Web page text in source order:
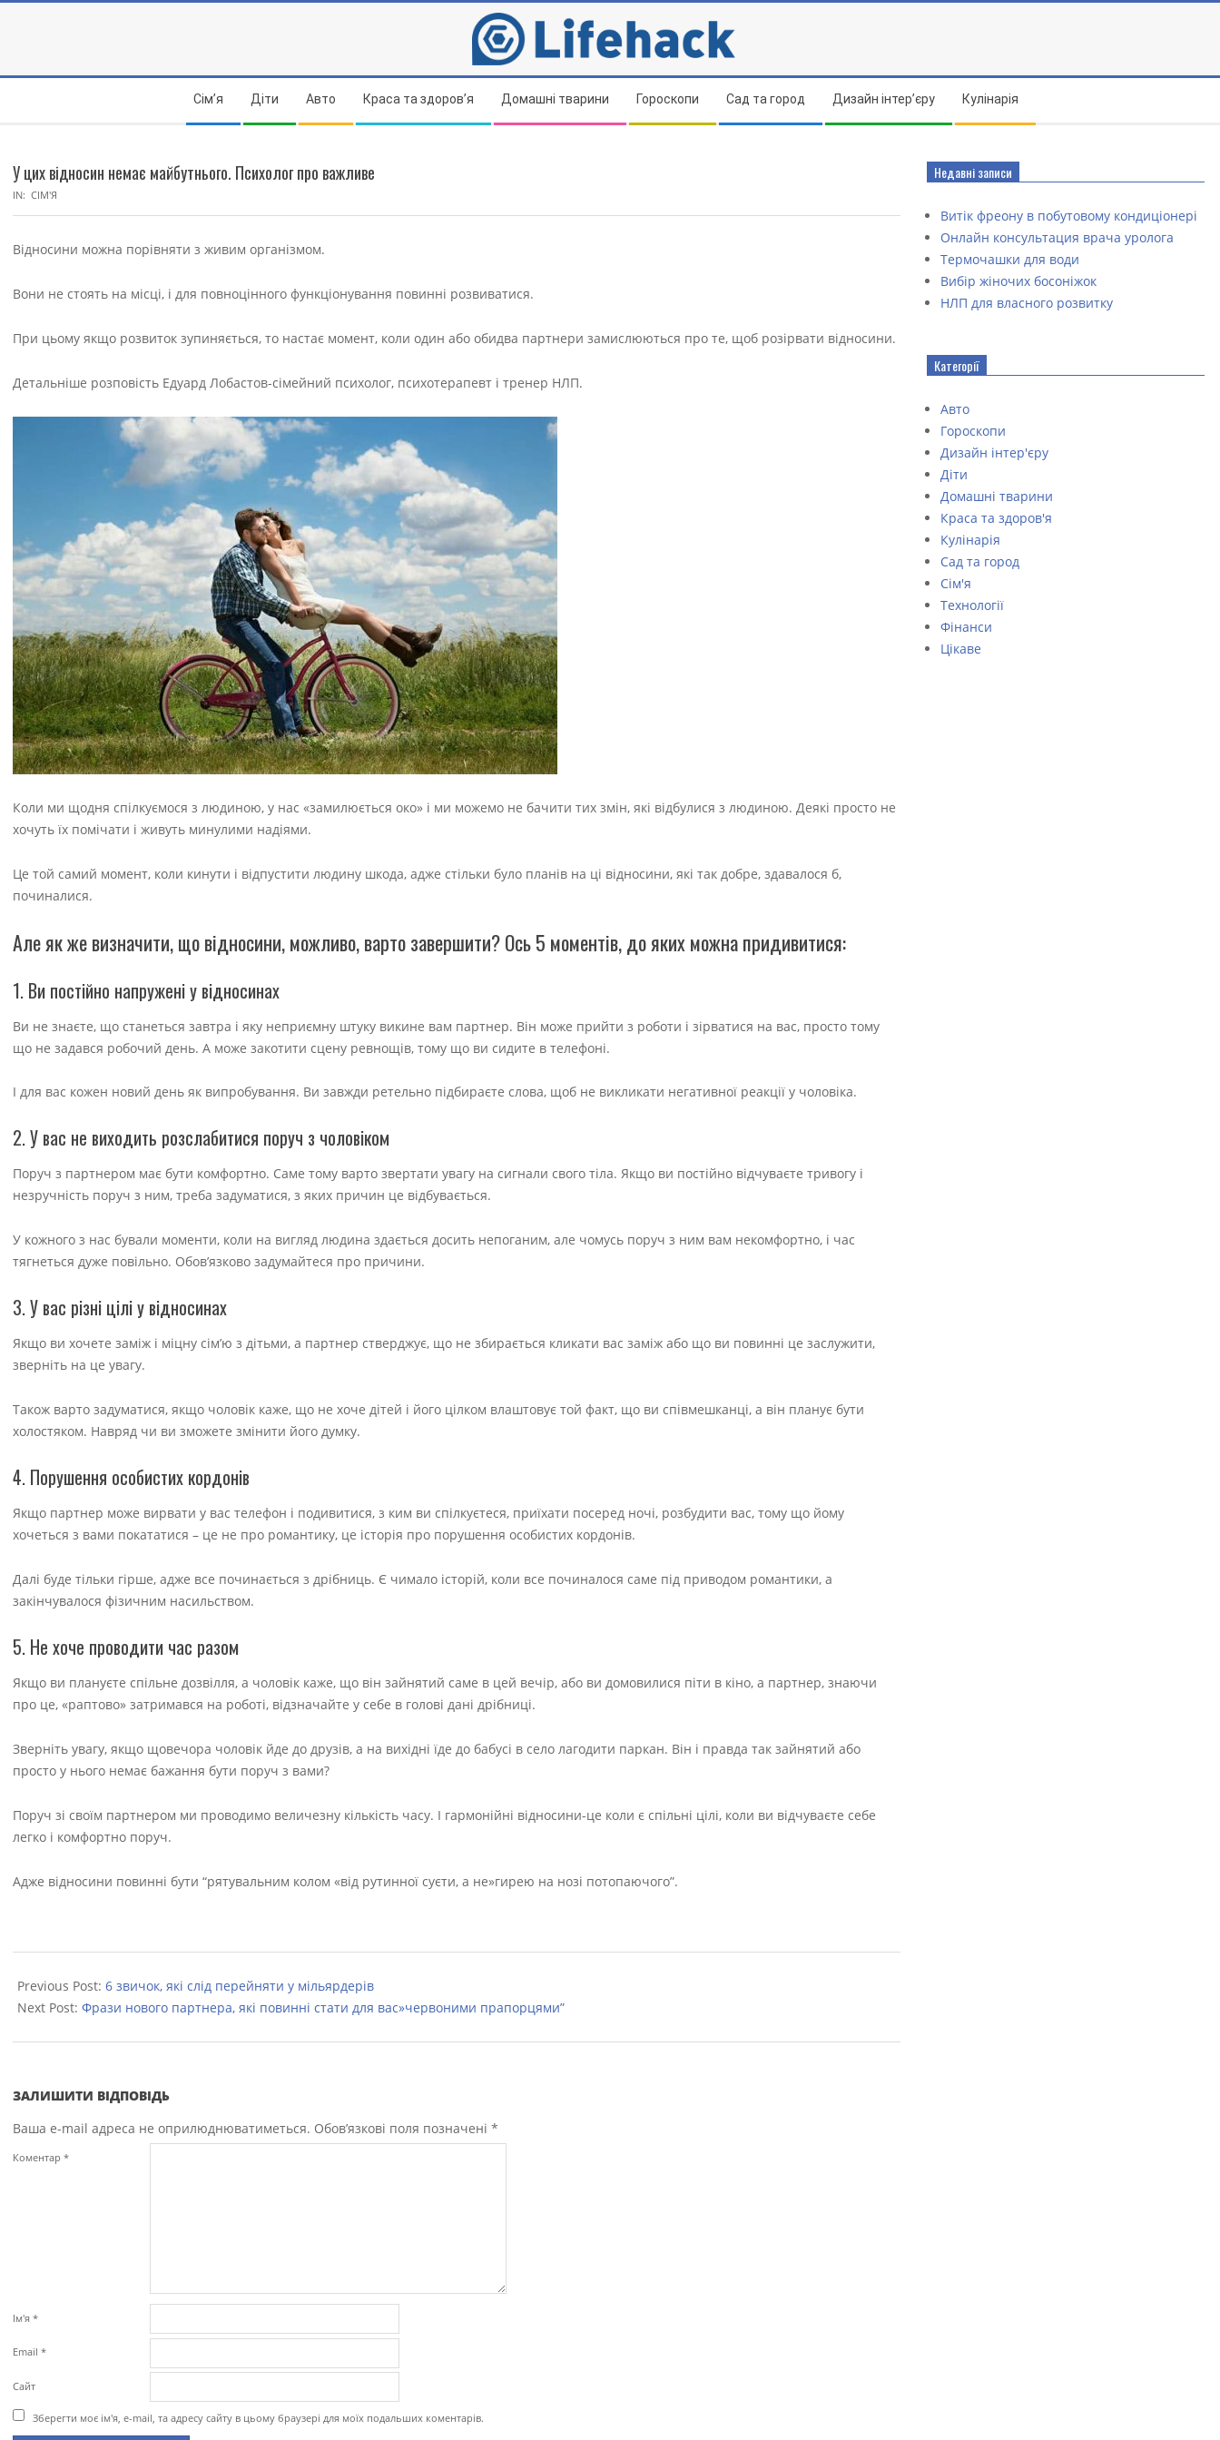
Сім’я Діти Авто Краса та здоров’я Домашні тварини Гороскопи Сад та город Дизайн інтер’єру Кулінарія
У цих відносин немає майбутнього. Психолог про важливе
IN: СІМ'Я
Відносини можна порівняти з живим організмом.
Вони не стоять на місці, і для повноцінного функціонування повинні розвиватися.
При цьому якщо розвиток зупиняється, то настає момент, коли один або обидва партнери замислюються про те, щоб розірвати відносини.
Детальніше розповість Едуард Лобастов-сімейний психолог, психотерапевт і тренер НЛП.
Коли ми щодня спілкуємося з людиною, у нас «замилюється око» і ми можемо не бачити тих змін, які відбулися з людиною. Деякі просто не
хочуть їх помічати і живуть минулими надіями.
Це той самий момент, коли кинути і відпустити людину шкода, адже стільки було планів на ці відносини, які так добре, здавалося б,
починалися.
Але як же визначити, що відносини, можливо, варто завершити? Ось 5 моментів, до яких можна придивитися:
1. Ви постійно напружені у відносинах
Ви не знаєте, що станеться завтра і яку неприємну штуку викине вам партнер. Він може прийти з роботи і зірватися на вас, просто тому
що не задався робочий день. А може закотити сцену ревнощів, тому що ви сидите в телефоні.
І для вас кожен новий день як випробування. Ви завжди ретельно підбираєте слова, щоб не викликати негативної реакції у чоловіка.
2. У вас не виходить розслабитися поруч з чоловіком
Поруч з партнером має бути комфортно. Саме тому варто звертати увагу на сигнали свого тіла. Якщо ви постійно відчуваєте тривогу і
незручність поруч з ним, треба задуматися, з яких причин це відбувається.
У кожного з нас бували моменти, коли на вигляд людина здається досить непоганим, але чомусь поруч з ним вам некомфортно, і час
тягнеться дуже повільно. Обов’язково задумайтеся про причини.
3. У вас різні цілі у відносинах
Якщо ви хочете заміж і міцну сім’ю з дітьми, а партнер стверджує, що не збирається кликати вас заміж або що ви повинні це заслужити,
зверніть на це увагу.
Також варто задуматися, якщо чоловік каже, що не хоче дітей і його цілком влаштовує той факт, що ви співмешканці, а він планує бути
холостяком. Навряд чи ви зможете змінити його думку.
4. Порушення особистих кордонів
Якщо партнер може вирвати у вас телефон і подивитися, з ким ви спілкуєтеся, приїхати посеред ночі, розбудити вас, тому що йому
хочеться з вами покататися – це не про романтику, це історія про порушення особистих кордонів.
Далі буде тільки гірше, адже все починається з дрібниць. Є чимало історій, коли все починалося саме під приводом романтики, а
закінчувалося фізичним насильством.
5. Не хоче проводити час разом
Якщо ви плануєте спільне дозвілля, а чоловік каже, що він зайнятий саме в цей вечір, або ви домовилися піти в кіно, а партнер, знаючи
про це, «раптово» затримався на роботі, відзначайте у себе в голові дані дрібниці.
Зверніть увагу, якщо щовечора чоловік йде до друзів, а на вихідні їде до бабусі в село лагодити паркан. Він і правда так зайнятий або
просто у нього немає бажання бути поруч з вами?
Поруч зі своїм партнером ми проводимо величезну кількість часу. І гармонійні відносини-це коли є спільні цілі, коли ви відчуваєте себе
легко і комфортно поруч.
Адже відносини повинні бути “рятувальним колом «від рутинної суєти, а не»гирею на нозі потопаючого”.
09-
04
Previous Post: 6 звичок, які слід перейняти у мільярдерів
Next Post: Фрази нового партнера, які повинні стати для вас»червоними прапорцями”
ЗАЛИШИТИ ВІДПОВІДЬ
Ваша e-mail адреса не оприлюднюватиметься. Обов’язкові поля позначені *
Коментар *
Ім'я *
Email *
Сайт
Зберегти моє ім'я, e-mail, та адресу сайту в цьому браузері для моїх подальших коментарів.
Недавні записи
Витік фреону в побутовому кондиціонері
Онлайн консультация врача уролога
Термочашки для води
Вибір жіночих босоніжок
НЛП для власного розвитку
Категорії
Авто
Гороскопи
Дизайн інтер'єру
Діти
Домашні тварини
Краса та здоров'я
Кулінарія
Сад та город
Сім'я
Технології
Фінанси
Цікаве